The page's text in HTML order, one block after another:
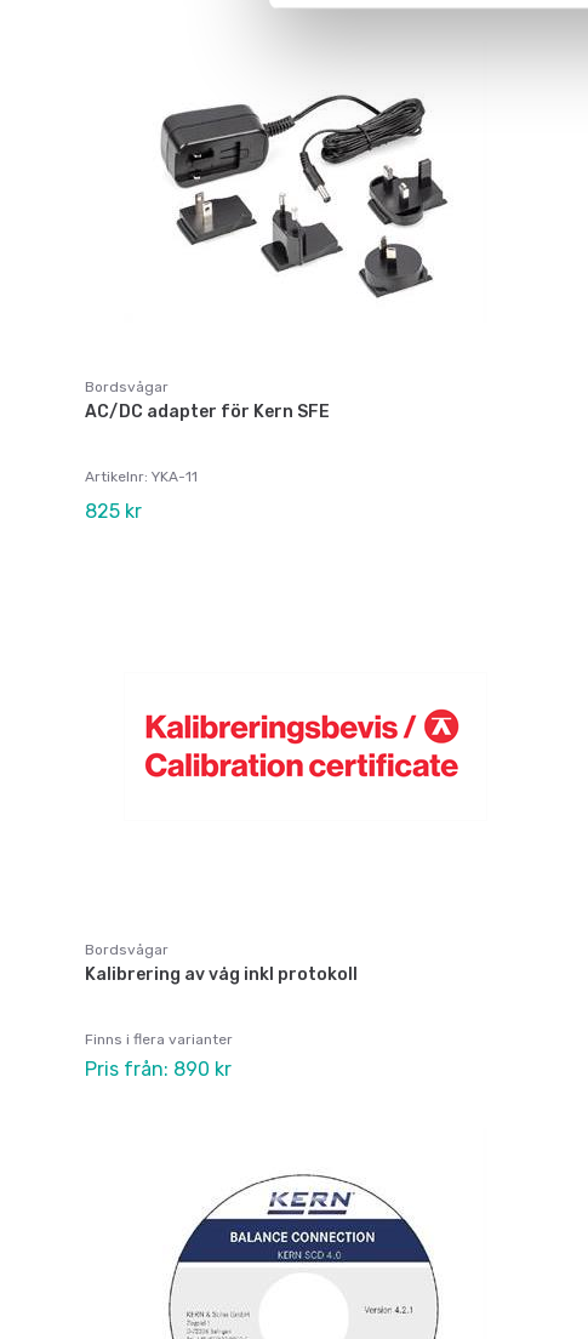
Bordsvågar
AC/DC adapter för Kern SFE
Artikelnr: YKA-11
825 kr
Bordsvågar
Kalibrering av våg inkl protokoll
Finns i flera varianter
Pris från: 890 kr